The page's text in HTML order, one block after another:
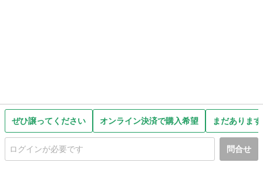
ぜひ譲ってください オンライン決済で購入希望 まだありま
問合せ